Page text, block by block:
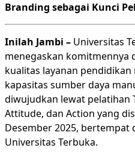
Branding sebagai Kunci
Inilah Jambi – Universitas
menegaskan komitmennya
kualitas layanan
kapasitas sumber daya
diwujudkan lewat pelatihan
Attitude, dan Action yang
Desember 2025, bertempat
Universitas Terbuka.